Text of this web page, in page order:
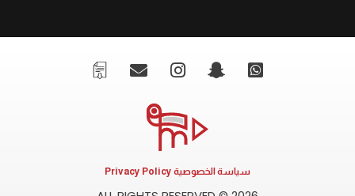
سياسة الخصوصية Privacy Policy